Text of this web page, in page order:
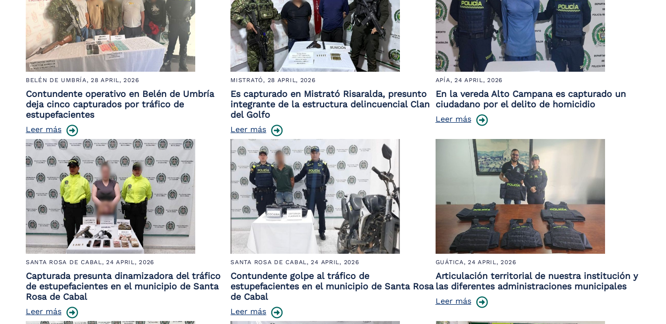
BELÉN DE UMBRÍA,28 APRIL, 2026
Contundente operativo en Belén de Umbría
deja cinco capturados por tráfico de
estupefacientes
Leer más
MISTRATÓ, 28 APRIL, 2026
Es capturado en Mistrató Risaralda, presunto
integrante de la estructura delincuencial Clan
del Golfo
Leer más
APÍA, 24 APRIL, 2026
En la vereda Alto Campana es capturado un
ciudadano por el delito de homicidio
Leer más
SANTA ROSA DE CABAL,24 APRIL, 2026
Capturada presunta dinamizadora del tráfico
de estupefacientes en el municipio de Santa
Rosa de Cabal
Leer más
SANTA ROSA DE CABAL,24 APRIL, 2026
Contundente golpe al tráfico de
estupefacientes en el municipio de Santa Rosa
de Cabal
Leer más
GUÁTICA,24 APRIL, 2026
Articulación territorial de nuestra institución y
las diferentes administraciones municipales
Leer más